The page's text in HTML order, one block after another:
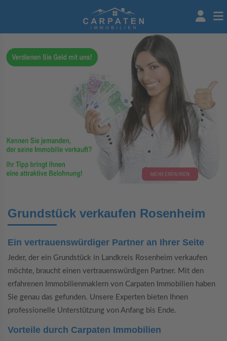
Grundstück verkaufen Rosenheim
Ein vertrauenswürdiger Partner an Ihrer Seite
Jeder, der ein Grundstück in Landkreis Rosenheim verkaufen
möchte, braucht einen vertrauenswürdigen Partner. Mit den
erfahrenen Immobilienmaklern von Carpaten Immobilien haben
Sie genau das gefunden. Unsere Experten bieten Ihnen
professionelle Unterstützung von Anfang bis Ende.
Vorteile durch Carpaten Immobilien